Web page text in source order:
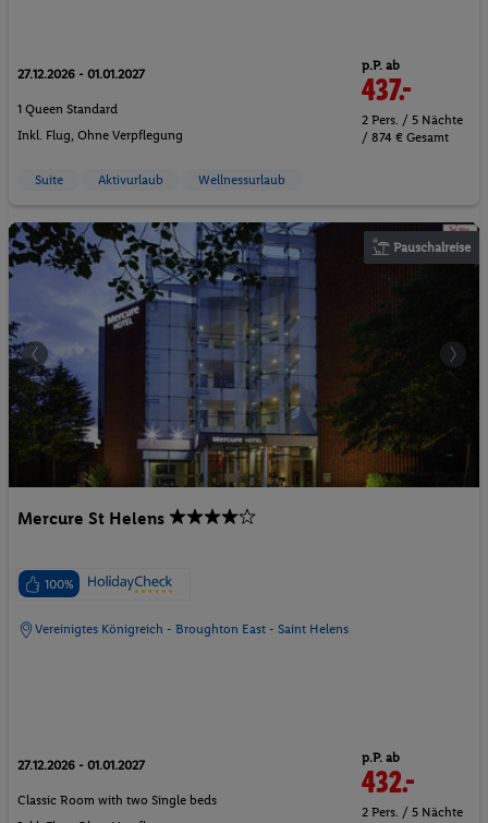
27.12.2026 - 01.01.2027
1 Queen Standard
Inkl. Flug, Ohne Verpflegung
p.P. ab
437.-
2 Pers. / 5 Nächte
/ 874 € Gesamt
Suite Aktivurlaub Wellnessurlaub
Pauschalreise
Mercure St Helens
100%
Vereinigtes Königreich - Broughton East - Saint Helens
27.12.2026 - 01.01.2027
Classic Room with two Single beds
p.P. ab
432.-
2 Pers. / 5 Nächte